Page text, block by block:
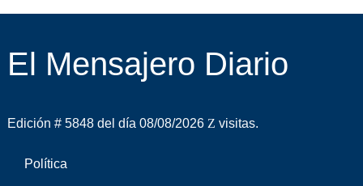
El Mensajero Diario
Edición # 5848 del día 08/08/2026 visitas.
Política